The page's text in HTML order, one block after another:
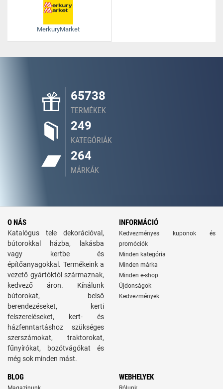
MerkuryMarket
65738
TERMÉKEK
249
KATEGÓRIÁK
264
MÁRKÁK
O NÁS
Katalógus tele dekorációval,
bútorokkal házba, lakásba
vagy kertbe és
építőanyagokkal. Termékeink a
vezető gyártóktól származnak,
kedvező áron. Kínálunk
bútorokat, belső
berendezéseket, kerti
felszereléseket, kert- és
házfenntartáshoz szükséges
szerszámokat, traktorokat,
fűnyírókat, bozótvágókat és
még sok minden mást.
INFORMÁCIÓ
Kedvezményes kuponok és
promóciók
Minden kategória
Minden márka
Minden e-shop
Újdonságok
Kedvezmények
BLOG WEBHELYEK